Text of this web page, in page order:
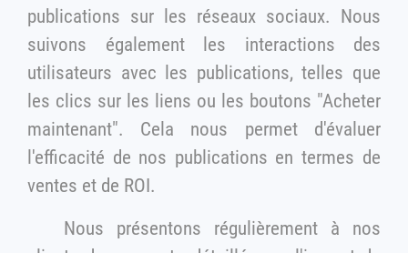
publications sur les réseaux sociaux. Nous
suivons également les interactions des
utilisateurs avec les publications, telles que
les clics sur les liens ou les boutons "Acheter
maintenant". Cela nous permet d'évaluer
l'efficacité de nos publications en termes de
ventes et de ROI.
Nous présentons régulièrement à nos